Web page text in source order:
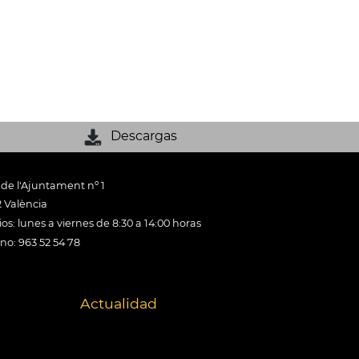
Descargas
l'Ajuntament nº 1
València
lunes a viernes de 8:30 a 14:00 horas
963 52 54 78
Actualidad